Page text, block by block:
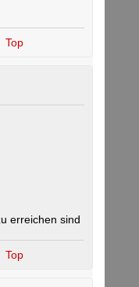
Top
erreichen sind
Top